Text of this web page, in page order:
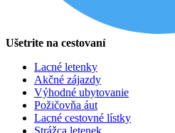
Ušetrite na cestovaní
Lacné letenky
Akčné zájazdy
Výhodné ubytovanie
Požičovňa áut
Lacné cestovné lístky